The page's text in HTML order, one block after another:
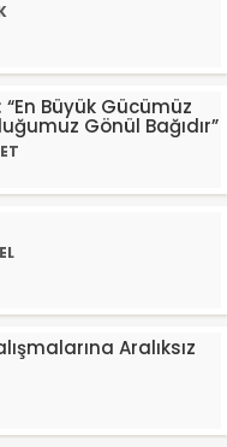
Büyük Gücümüz
Gönül Bağıdır”
Aralıksız